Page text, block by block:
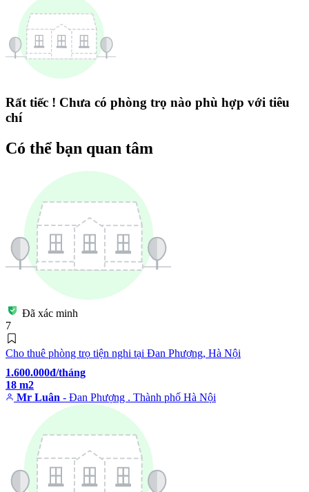
Rất tiếc ! Chưa có phòng trọ nào phù hợp với tiêu
chí
Có thể bạn quan tâm
Đã xác minh
7
Cho thuê phòng trọ tiện nghi tại Đan Phượng, Hà Nội
1.600.000đ/tháng
18 m2
Mr Luân - Đan Phượng . Thành phố Hà Nội